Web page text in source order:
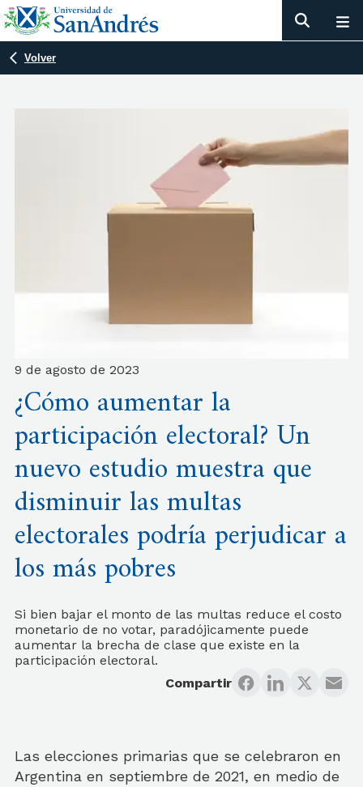
Volver
9 de agosto de 2023
¿Cómo aumentar la
participación electoral? Un
nuevo estudio muestra que
disminuir las multas
electorales podría perjudicar a
los más pobres
Si bien bajar el monto de las multas reduce el costo
monetario de no votar, paradójicamente puede
aumentar la brecha de clase que existe en la
participación electoral.
Compartir
Las elecciones primarias que se celebraron en
Argentina en septiembre de 2021, en medio de